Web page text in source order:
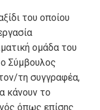
του οποίου
ομάδα του
Σύμβουλος
τη συγγραφέα,
κάνουν το
όπως επίσης